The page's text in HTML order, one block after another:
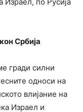
Србија
гради силни
односи на
влијание на
Израел и